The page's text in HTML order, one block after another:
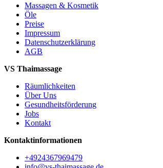
Massagen & Kosmetik
Öle
Preise
Impressum
Datenschutzerklärung
AGB
VS Thaimassage
Räumlichkeiten
Über Uns
Gesundheitsförderung
Jobs
Kontakt
Kontaktinformationen
+4924367969479